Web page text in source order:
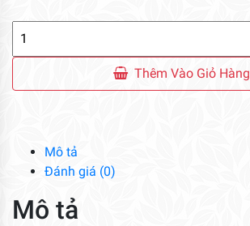
Thảo
Thêm Vào Giỏ Hàng
Mô tả
Đánh giá (0)
Mô tả